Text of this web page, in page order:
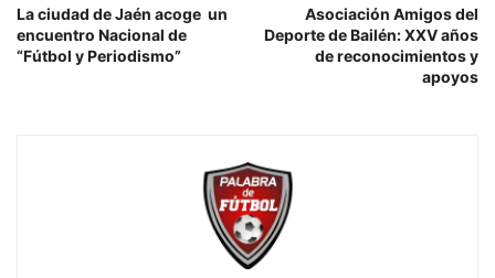
La ciudad de Jaén acoge un
encuentro Nacional de
“Fútbol y Periodismo”
Asociación Amigos del
Deporte de Bailén: XXV años
de reconocimientos y
apoyos